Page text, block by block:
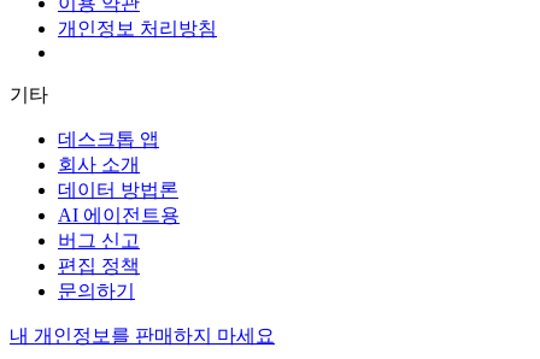
개인정보 처리방침
기타
데스크톱 앱
회사 소개
데이터 방법론
AI 에이전트용
버그 신고
편집 정책
문의하기
내 개인정보를 판매하지 마세요